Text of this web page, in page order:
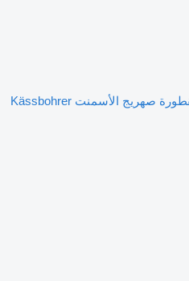
مقطورة صهريج الأسمنت Kässbohrer